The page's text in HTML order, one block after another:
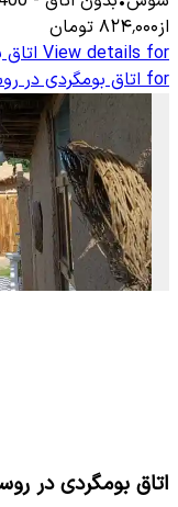
از۸۲۴٬۰۰۰ تومان
View details for
for اتاق بومگردی در
اتاق بومگردی در